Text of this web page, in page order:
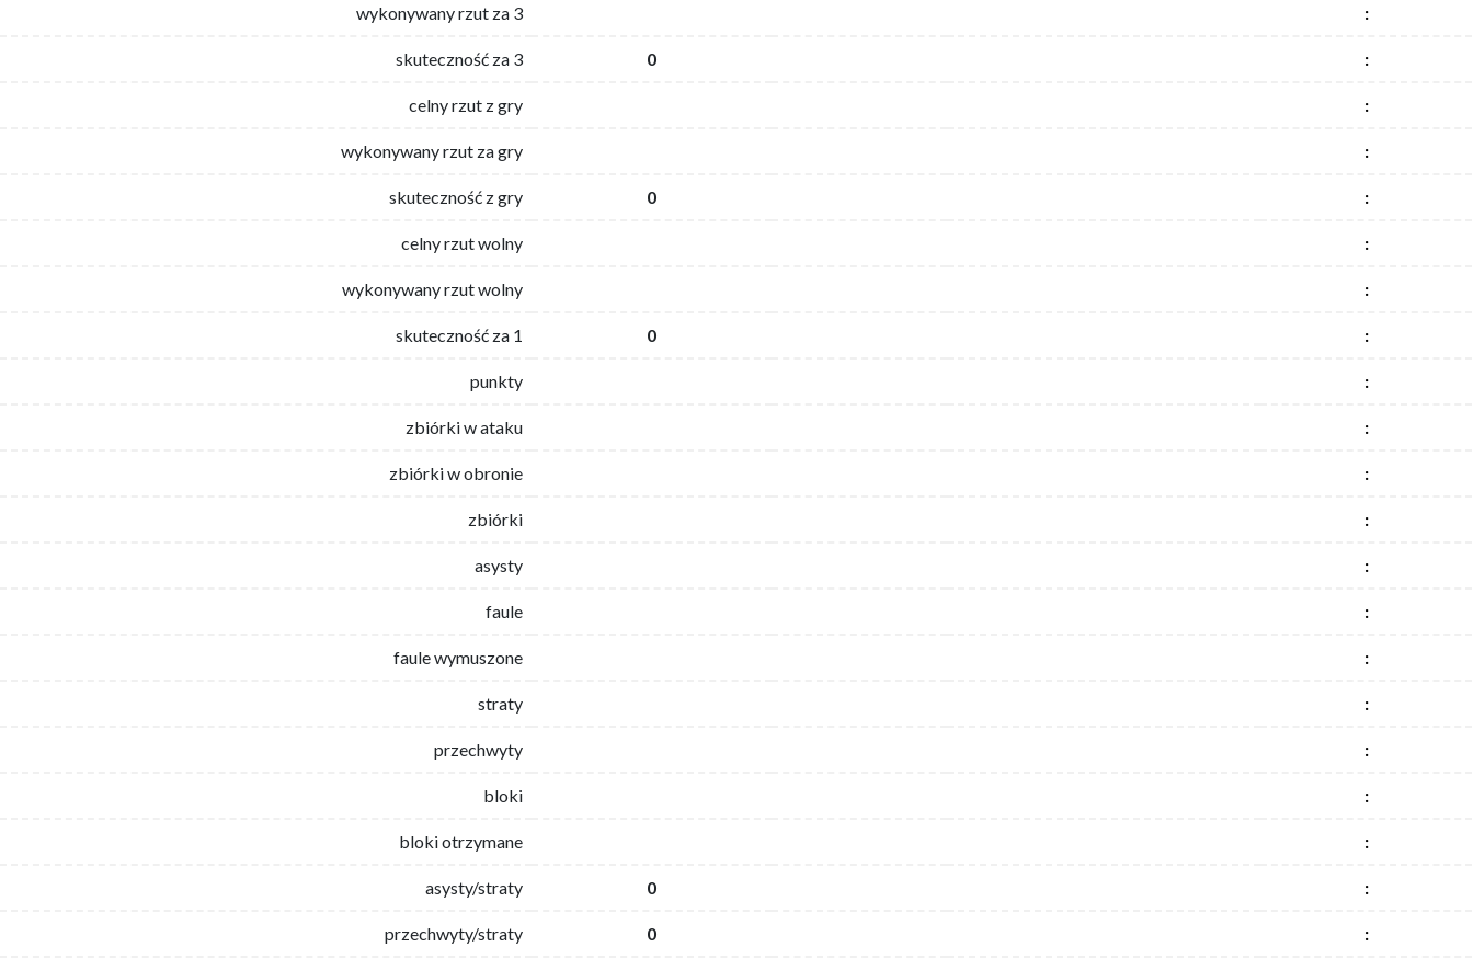
wykonywany rzut za 3 :
skuteczność za 3 0 :
celny rzut z gry :
wykonywany rzut za gry :
skuteczność z gry 0 :
celny rzut wolny :
wykonywany rzut wolny :
skuteczność za 1 0 :
punkty :
zbiórki w ataku :
zbiórki w obronie :
zbiórki :
asysty :
faule :
faule wymuszone :
straty :
przechwyty :
bloki :
bloki otrzymane :
asysty/straty 0 :
przechwyty/straty 0 :